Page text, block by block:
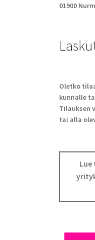
01900
Oletko
kunnalle
Tilauksen
tai alla